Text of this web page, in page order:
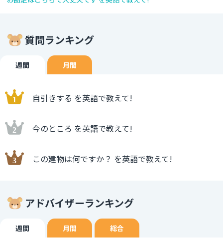
質問ランキング
週間 月間
自引きする を英語で教えて!
今のところ を英語で教えて!
この建物は何ですか？ を英語で教えて!
アドバイザーランキング
週間 月間 総合